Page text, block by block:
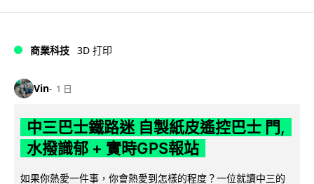
商業科技 3D 打印
Vin 1 日
中三巴士鐵路迷 自製紙皮遙控巴士 門,
水撥識郁 + 實時GPS報站
如果你熱愛一件事，你會熱愛到怎樣的程度？一位就讀中三的